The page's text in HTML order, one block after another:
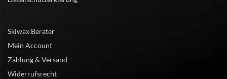
Skiwax Berater
Mein Account
Zahlung & Versand
Widerrufsrecht